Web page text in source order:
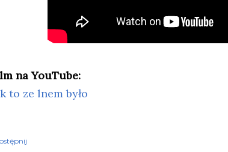
na YouTube:
to ze lnem było